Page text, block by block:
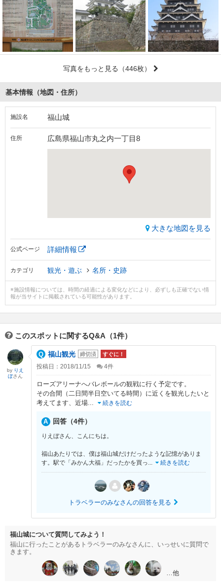
写真をもっと見る （446枚）
基本情報（地図・住所）
施設名 福山城
住所 広島県福山市丸之内一丁目8
大きな地図を見る
公式ページ 詳細情報
カテゴリ 観光・遊ぶ 名所・史跡
※施設情報については、時間の経過による変化などにより、必ずしも正確でない情
報が当サイトに掲載されている可能性があります。
このスポットに関するQ&A（1件）
福山観光 締切済 すぐに！
投稿日：2018/11/15 4件
ローズアリーナへバレボールの観戦に行く予定です。
その合間（二日間半日空いてる時間）に近くを観光したいと
考えてます、近場... 続きを読む
回答（4件）
りえぼさん、こんにちは。
福山あたりでは、僕は福山城だけだったような記憶がありま
す。駅で「みかん大福」だったかを買っ... 続きを読む
トラベラーのみなさんの回答を見る
by りえ
ぼさん
福山城について質問してみよう！
福山に行ったことがあるトラベラーのみなさんに、いっせいに質問で
きます。
…他